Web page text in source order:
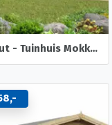
Blokhut - Tuinhuis Mokka | 40 mm | vuren onbehandeld